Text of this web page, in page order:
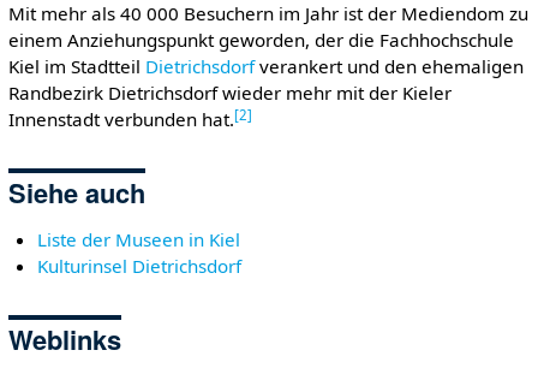
Mit mehr als 40 000 Besuchern im Jahr ist der Mediendom zu
einem Anziehungspunkt geworden, der die Fachhochschule
Kiel im Stadtteil Dietrichsdorfverankert und den ehemaligen
Randbezirk Dietrichsdorf wieder mehr mit der Kieler
Innenstadt verbunden hat.[2]
Siehe auch
Liste der Museen in Kiel
Kulturinsel Dietrichsdorf
Weblinks